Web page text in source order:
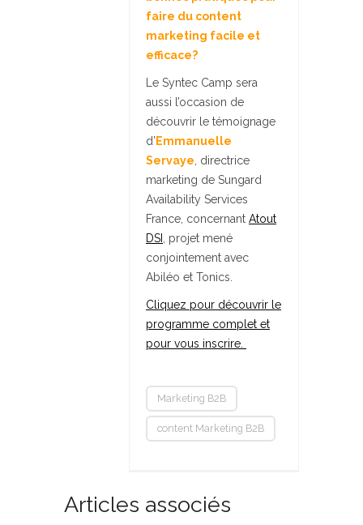
faire du content
marketing facile et
efficace?
Le Syntec Camp sera
aussi l’occasion de
découvrir le témoignage
d’ Emmanuelle
Servaye , directrice
marketing de Sungard
Availability Services
France, concernant Atout
DSI
, projet mené
conjointement avec
Abiléo et Tonics.
Cliquez pour découvrir le
programme complet et
pour vous inscrire.
Marketing B2B
content Marketing B2B
Articles associés